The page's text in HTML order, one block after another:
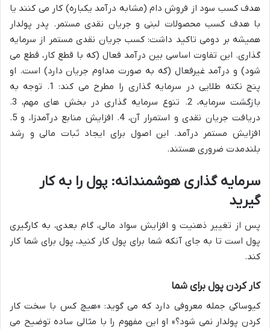
هدف کسب سود از فروش دام (مشابه درآمد یکباره) کار می کنند یا
با هدف کسب محصولات لبنی و جریان نقدی مستمر. پدر پولدار
همیشه بر دومی تاکید داشت: کسب جریان نقدی مستمر از سرمایه
گذاری. این تفاوت اساسی بین درآمد فعال (که با قطع کار، قطع می
شود) و درآمد غیرفعال (که به صورت مداوم جریان دارد) است. او
پنج نکته طلایی در سرمایه گذاری را مطرح می کند: 1. توجه به
بازگشت سرمایه، 2. تنوع سرمایه گذاری در بخش های مهم، 3.
دریافت جریان نقدی و استمرار آن، 4. افزایش منابع درآمدزا، و 5.
افزایش مستمر درآمد. این اصول برای ایجاد ثبات مالی و رشد
بلندمدت ضروری هستند.
سرمایه گذاری هوشمندانه: پول را به کار
گیرید
پس از تغییر ذهنیت و افزایش سواد مالی، گام بعدی، به کارگیری
پول است تا به جای آنکه شما برای پول کار کنید، پول برای شما کار
کند.
کار کردن پول برای شما
کیوساکی جمله معروفی دارد که می گوید: «هیچ کس با سخت کار
کردن پولدار نمی شود؟» او این مفهوم را با مثالی ساده توضیح می